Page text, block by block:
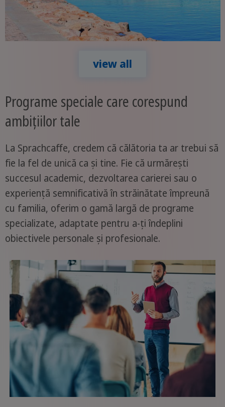
view all
Programe speciale care corespund
ambițiilor tale
La Sprachcaffe, credem că călătoria ta ar trebui să
fie la fel de unică ca și tine. Fie că urmărești
succesul academic, dezvoltarea carierei sau o
experiență semnificativă în străinătate împreună
cu familia, oferim o gamă largă de programe
specializate, adaptate pentru a-ți îndeplini
obiectivele personale și profesionale.